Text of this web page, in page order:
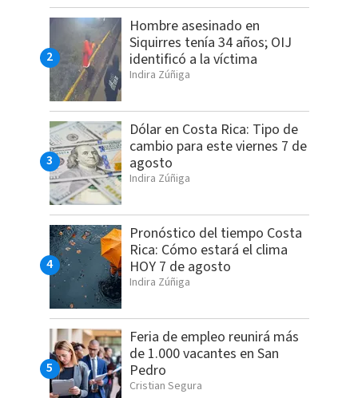
Hombre asesinado en
Siquirres tenía 34 años; OIJ
identificó a la víctima
Indira Zúñiga
Dólar en Costa Rica: Tipo de
cambio para este viernes 7 de
agosto
Indira Zúñiga
Pronóstico del tiempo Costa
Rica: Cómo estará el clima
HOY 7 de agosto
Indira Zúñiga
Feria de empleo reunirá más
de 1.000 vacantes en San
Pedro
Cristian Segura